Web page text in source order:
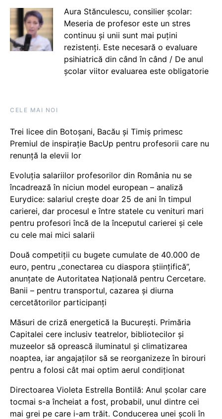
Aura Stănculescu, consilier școlar:
Meseria de profesor este un stres
continuu și unii sunt mai puțini
rezistenți. Este necesară o evaluare
psihiatrică din când în când / De anul
școlar viitor evaluarea este obligatorie
CELE MAI NOI
Trei licee din Botoșani, Bacău și Timiș primesc
Premiul de inspirație BacUp pentru profesorii care nu
renunță la elevii lor
Evoluția salariilor profesorilor din România nu se
încadrează în niciun model european – analiză
Eurydice: salariul crește doar 25 de ani în timpul
carierei, dar procesul e între statele cu venituri mari
pentru profesori încă de la începutul carierei și cele
cu cele mai mici salarii
Două competiții cu bugete cumulate de 40.000 de
euro, pentru „conectarea cu diaspora științifică”,
anunțate de Autoritatea Națională pentru Cercetare.
Banii – pentru transportul, cazarea și diurna
cercetătorilor participanți
Măsuri de criză energetică la București. Primăria
Capitalei cere inclusiv teatrelor, bibliotecilor și
muzeelor să oprească iluminatul și climatizarea
noaptea, iar angajaților să se reorganizeze în birouri
pentru a folosi cât mai optim aerul condiționat
Directoarea Violeta Estrella Bontilă: Anul școlar care
tocmai s-a încheiat a fost, probabil, unul dintre cei
mai grei pe care i-am trăit. Conducerea unei școli în